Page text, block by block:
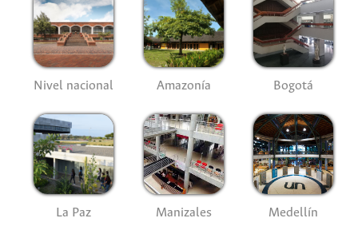
Nivel nacional Amazonía Bogotá
La Paz Manizales Medellín